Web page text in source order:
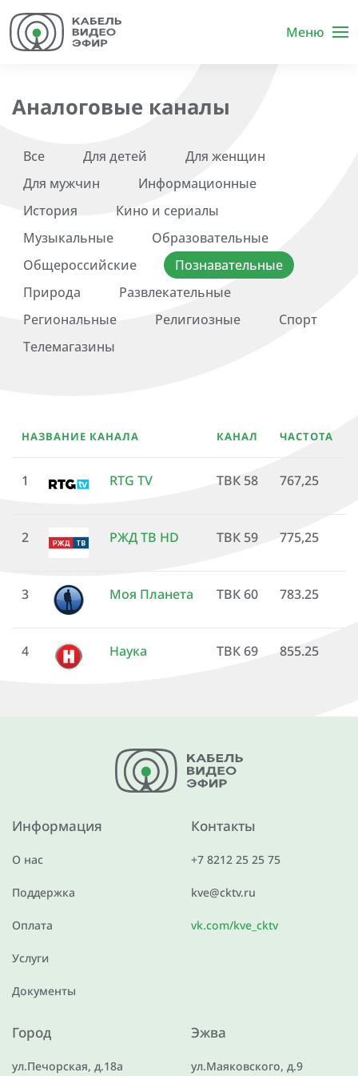
Меню
Аналоговые каналы
Все Для детей
Для женщин
Для мужчин
Информационные
История
Кино и сериалы
Музыкальные
Образовательные
Общероссийские
Познавательные
Природа
Развлекательные
Региональные
Религиозные
Спорт
Телемагазины
НАЗВАНИЕ КАНАЛА КАНАЛ ЧАСТОТА
1 RTG TV ТВК 58 767,25
2 РЖД ТВ HD ТВК 59 775,25
3 Моя Планета ТВК 60 783.25
4 Наука ТВК 69 855.25
Информация
О нас
Поддержка
Оплата
Услуги
Документы
Контакты
+7 8212 25 25 75
kve@cktv.ru
vk.com/kve_cktv
Город
ул.Печорская, д.18а
Эжва
ул.Маяковского, д.9